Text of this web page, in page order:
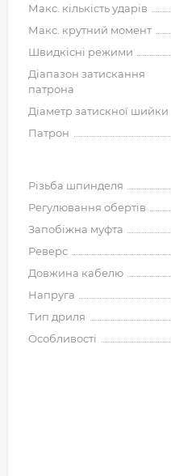
Макс. кількість ударів
Макс. крутний момент
Швидкісні режими
Діапазон затискання
патрона
Діаметр затискної шийки
Патрон
Різьба шпинделя
Регулювання обертів
Запобіжна муфта
Реверс
Довжина кабелю
Напруга
Тип дриля
Особливості